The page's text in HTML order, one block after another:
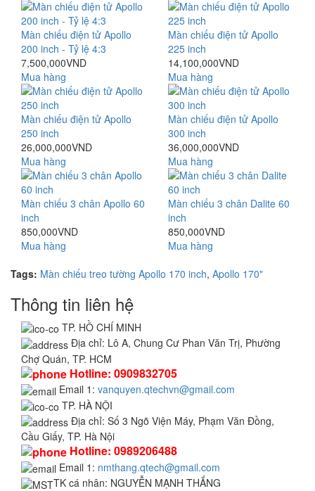
Màn chiếu điện tử Apollo
200 inch - Tỷ lệ 4:3
7,500,000VND
Mua hàng
Màn chiếu điện tử Apollo
225 inch
14,100,000VND
Mua hàng
Màn chiếu điện tử Apollo
250 inch
26,000,000VND
Mua hàng
Màn chiếu điện tử Apollo
300 inch
36,000,000VND
Mua hàng
Màn chiếu 3 chân Apollo 60
inch
850,000VND
Mua hàng
Màn chiếu 3 chân Dalite 60
inch
850,000VND
Mua hàng
Tags: Màn chiếu treo tường Apollo 170 inch, Apollo 170"
Thông tin liên hệ
TP. HỒ CHÍ MINH
Địa chỉ: Lô A, Chung Cư Phan Văn Trị, Phường
Chợ Quán, TP. HCM
Hotline: 0909832705
Email 1: vanquyen.qtechvn@gmail.com
TP. HÀ NỘI
Địa chỉ: Số 3 Ngõ Viện Máy, Phạm Văn Đồng,
Cầu Giấy, TP. Hà Nội
Hotline: 0989206488
Email 1: nmthang.qtech@gmail.com
TK cá nhân: NGUYỄN MẠNH THẮNG